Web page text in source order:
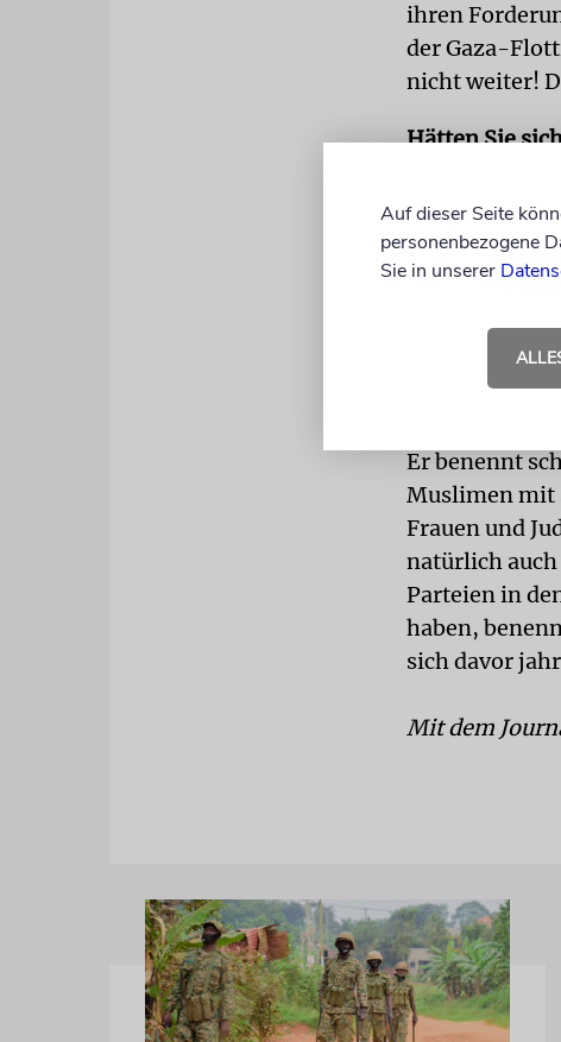
ihren
der Gaza-
nicht weiter!
Hätten Sie
Absolut. Es
wollen
gelaufen! Im
Laut
Wahlen am
Er benennt
Muslimen mit
Frauen und
natürlich
Parteien in
haben,
sich davor
Mit dem
Auf dieser Seite
personenbezogene
Sie in unserer